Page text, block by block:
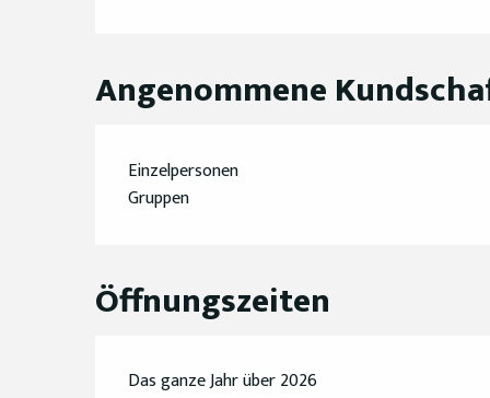
Angenommene
Einzelpersonen
Gruppen
Öffnungszeiten
Das ganze Jahr über 2026